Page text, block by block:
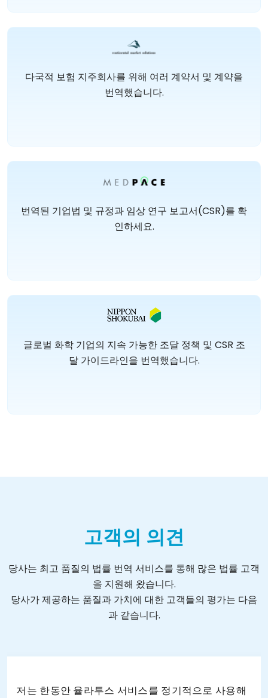
다국적 보험 지주회사를 위해 여러 계약서 및 계약을
번역했습니다.
번역된 기업법 및 규정과 임상 연구 보고서(CSR)를 확
인하세요.
글로벌 화학 기업의 지속 가능한 조달 정책 및 CSR 조
달 가이드라인을 번역했습니다.
고객의 의견
당사는 최고 품질의 법률 번역 서비스를 통해 많은 법률 고객
을 지원해 왔습니다.
당사가 제공하는 품질과 가치에 대한 고객들의 평가는 다음
과 같습니다.
저는 한동안 율라투스 서비스를 정기적으로 사용해